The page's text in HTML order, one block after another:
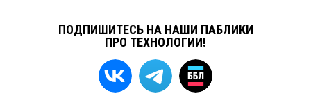
ПОДПИШИТЕСЬ НА НАШИ ПАБЛИКИ
ПРО ТЕХНОЛОГИИ!